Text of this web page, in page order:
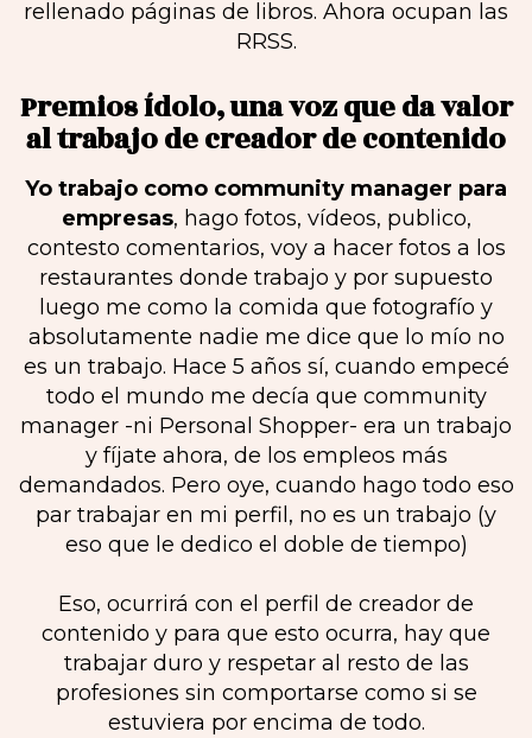
rellenado páginas de libros. Ahora ocupan las
RRSS.
Premios Ídolo, una voz que da valor
al trabajo de creador de contenido
Yo trabajo como community manager para
empresas, hago fotos, vídeos, publico,
contesto comentarios, voy a hacer fotos a los
restaurantes donde trabajo y por supuesto
luego me como la comida que fotografío y
absolutamente nadie me dice que lo mío no
es un trabajo. Hace 5 años sí, cuando empecé
todo el mundo me decía que community
manager -ni Personal Shopper- era un trabajo
y fíjate ahora, de los empleos más
demandados. Pero oye, cuando hago todo eso
par trabajar en mi perfil, no es un trabajo (y
eso que le dedico el doble de tiempo)
Eso, ocurrirá con el perfil de creador de
contenido y para que esto ocurra, hay que
trabajar duro y respetar al resto de las
profesiones sin comportarse como si se
estuviera por encima de todo.